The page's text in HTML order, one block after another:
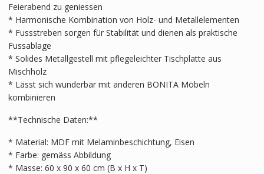
Feierabend zu geniessen
* Harmonische Kombination von Holz- und Metallelementen
* Fussstreben sorgen für Stabilität und dienen als praktische
Fussablage
* Solides Metallgestell mit pflegeleichter Tischplatte aus
Mischholz
* Lässt sich wunderbar mit anderen BONITA Möbeln
kombinieren
**Technische Daten:**
* Material: MDF mit Melaminbeschichtung, Eisen
* Farbe: gemäss Abbildung
* Masse: 60 x 90 x 60 cm (B x H x T)